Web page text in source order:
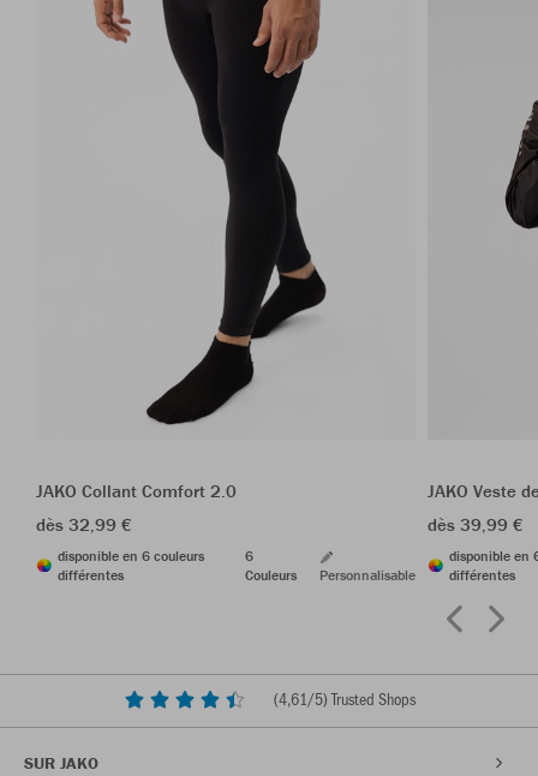
JAKO Collant Comfort 2.0
dès 32,99 €
disponible en 6 couleurs
différentes
6
Couleurs
Personnalisable
JAKO Veste
dès 39,99 €
disponible en
différentes
(4,61/5) Trusted Shops
SUR JAKO